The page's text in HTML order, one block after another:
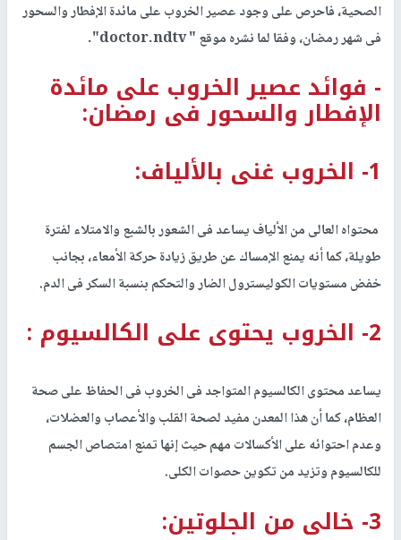
الصحية، فاحرص على وجود عصير الخروب على مائدة الإفطار والسحور
فى شهر رمضان، وفقا لما نشره موقع " doctor.ndtv".
- فوائد عصير الخروب على مائدة
الإفطار والسحور فى رمضان:
1- الخروب غنى بالألياف:
محتواه العالى من الألياف يساعد فى الشعور بالشبع والامتلاء لفترة
طويلة، كما أنه يمنع الإمساك عن طريق زيادة حركة الأمعاء، بجانب
خفض مستويات الكوليسترول الضار والتحكم بنسبة السكر فى الدم.
2- الخروب يحتوى على الكالسيوم :
يساعد محتوى الكالسيوم المتواجد فى الخروب فى الحفاظ على صحة
العظام، كما أن هذا المعدن مفيد لصحة القلب والأعصاب والعضلات،
وعدم احتوائه على الأكسالات مهم حيث إنها تمنع امتصاص الجسم
للكالسيوم وتزيد من تكوين حصوات الكلى.
3- خالى من الجلوتين: